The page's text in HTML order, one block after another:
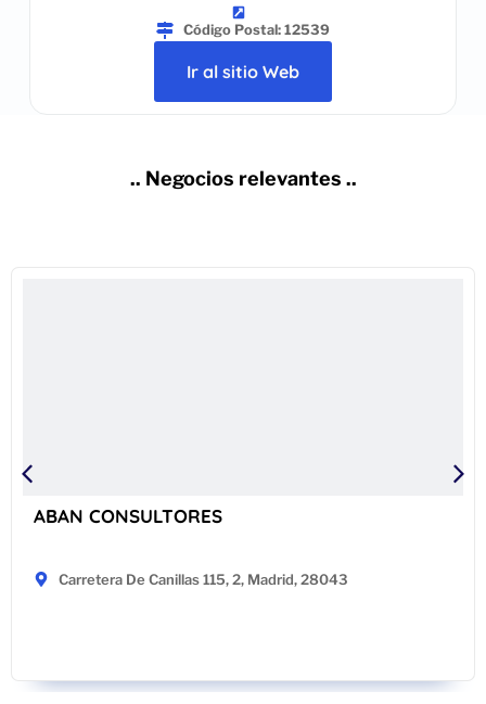
Código Postal: 12539
Ir al sitio Web
.. Negocios relevantes ..
ABAN CONSULTORES
Carretera De Canillas 115, 2, Madrid, 28043